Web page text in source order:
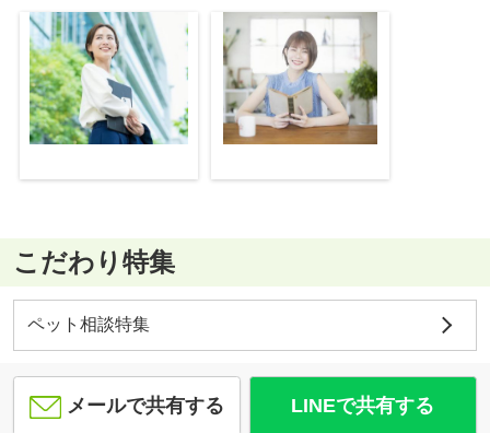
こだわり特集
ペット相談特集
メールで共有する LINEで共有する